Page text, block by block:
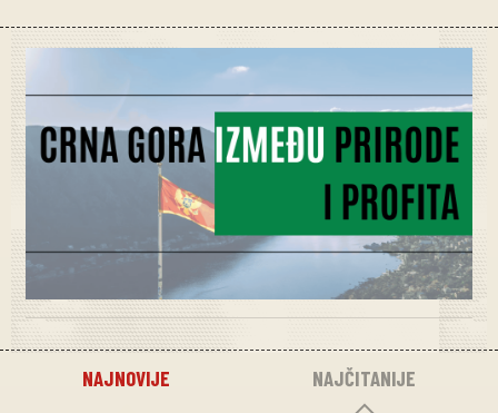
NAJNOVIJE NAJČITANIJE